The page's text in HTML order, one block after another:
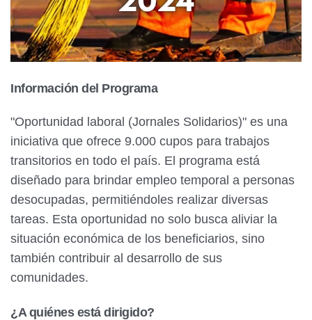
Información del Programa
"Oportunidad laboral (Jornales Solidarios)" es una
iniciativa que ofrece 9.000 cupos para trabajos
transitorios en todo el país. El programa está
diseñado para brindar empleo temporal a personas
desocupadas, permitiéndoles realizar diversas
tareas. Esta oportunidad no solo busca aliviar la
situación económica de los beneficiarios, sino
también contribuir al desarrollo de sus
comunidades.
¿A quiénes está dirigido?